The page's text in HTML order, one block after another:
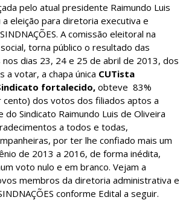
pelo atual presidente Raimundo Luis
eleição para diretoria executiva e
A comissão eleitoral na
torna público o resultado das
dias 23, 24 e 25 de abril de 2013, dos
a votar, a chapa única CUTista
fortalecido, obteve 83%
dos votos dos filiados aptos a
Sindicato Raimundo Luis de Oliveira
a todos e todas,
por ter lhe confiado mais um
de 2013 a 2016, de forma inédita,
voto nulo e em branco. Vejam a
membros da diretoria administrativa e
conforme Edital a seguir.